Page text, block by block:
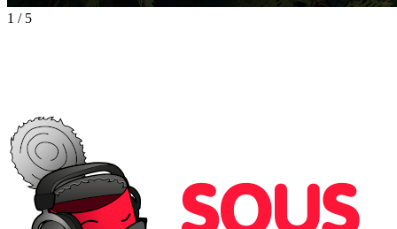
1 / 5